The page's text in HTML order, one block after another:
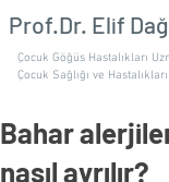
Çocuk Göğüs Hastalıkları
Çocuk Sağlığı ve
Prof.Dr. Elif
Bahar
nasıl ayrılır?